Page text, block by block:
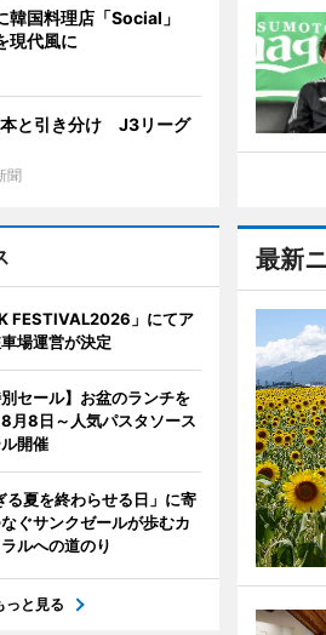
最新
韓国料理店「Social」
現代風に
と引き分け J3リーグ
聞
FESTIVAL2026」にてア
場運営が決定
別セール】お盆のランチを
月8日～人気パスタソース
開催
夏を終わらせる日」に寄
ぐサンクゼールが歩むカ
ルへの道のり
っと見る